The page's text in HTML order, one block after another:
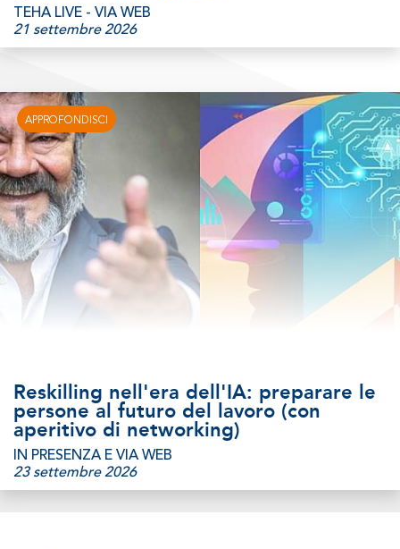
TEHA LIVE - VIA WEB
21 settembre 2026
Reskilling nell'era dell'IA: preparare le
persone al futuro del lavoro (con
aperitivo di networking)
IN PRESENZA E VIA WEB
23 settembre 2026
APPROFONDISCI